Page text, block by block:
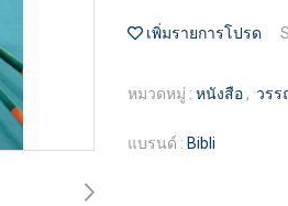
เพิ่มรายการโปรด
หมวดหมู่ : หนังสือ , วร
แบรนด์ : Bibli